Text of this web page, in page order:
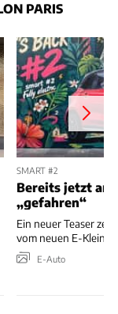
PARIS
SMART #2
Bereits jetzt an
„gefahren“
Ein neuer Teaser
vom neuen E-
E-Auto